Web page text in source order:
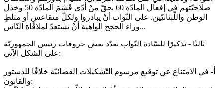
صلاحيّتهم في إفعال المادّة 60 بحقّ منْ أدّى قَسَمَ المادّة 50 وخذل
الوطن واللّبنانيّين. على النّواب أنْ يبادروا ولكلّ متقاعسٍ أو متلطٍ
وراء الحجج الواهية أنْ يستعدّ لملاقاة النّاس...
ثالثًا - تذكيرًا للسّادة النّواب نعدّد بعض خروقات رئيس الجمهوريّة
على الشكل الآتي:
أ- في الامتناع عن توقيع مرسوم التّشكيلات القضائيّة خلافًا للدستور
والقانون: